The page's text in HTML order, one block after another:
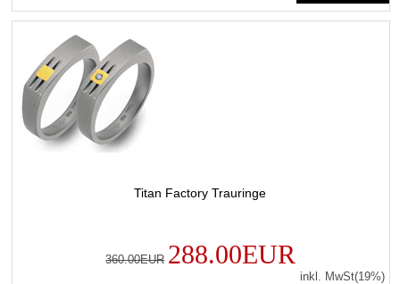
Titan Factory Trauringe
360.00EUR 288.00EUR
inkl. MwSt(19%)